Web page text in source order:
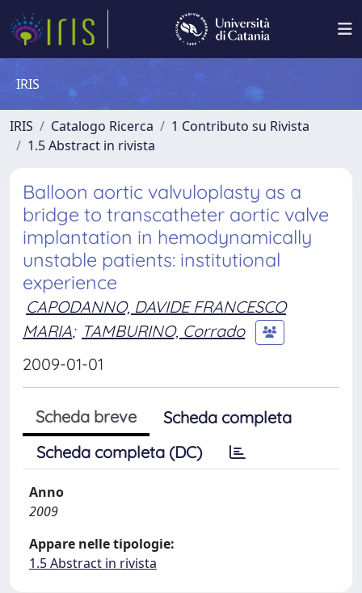
IRIS
IRIS Catalogo Ricerca
1 Contributo su Rivista
1.5 Abstract in rivista
Balloon aortic valvuloplasty as a
bridge to transcatheter aortic valve
implantation in hemodynamically
unstable patients: institutional
experience
CAPODANNO, DAVIDE FRANCESCO
MARIA; TAMBURINO, Corrado
2009-01-01
Scheda breve
Scheda completa
Scheda completa (DC)
Anno
2009
Appare nelle tipologie:
1.5 Abstract in rivista